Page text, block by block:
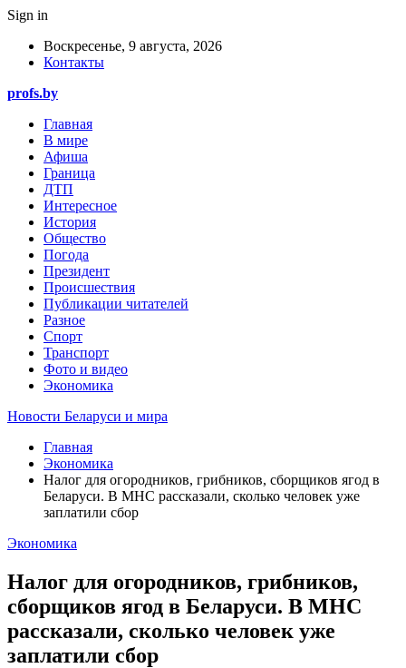
Sign in
Воскресенье, 9 августа, 2026
Контакты
profs.by
Главная
В мире
Афиша
Граница
ДТП
Интересное
История
Общество
Погода
Президент
Происшествия
Публикации читателей
Разное
Спорт
Транспорт
Фото и видео
Экономика
Новости Беларуси и мира
Главная
Экономика
Налог для огородников, грибников, сборщиков ягод в
Беларуси. В МНС рассказали, сколько человек уже
заплатили сбор
Экономика
Налог для огородников, грибников,
сборщиков ягод в Беларуси. В МНС
рассказали, сколько человек уже
заплатили сбор